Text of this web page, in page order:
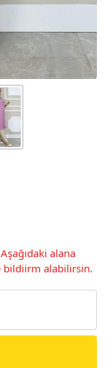
alana
bildiirm alabilirsin.